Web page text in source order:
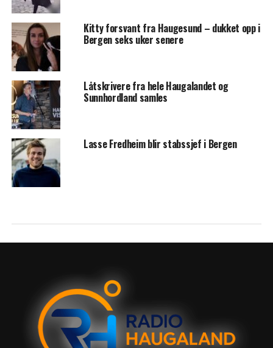
Kitty forsvant fra Haugesund – dukket opp i
Bergen seks uker senere
Låtskrivere fra hele Haugalandet og
Sunnhordland samles
Lasse Fredheim blir stabssjef i Bergen